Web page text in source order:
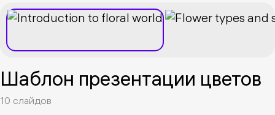
Шаблон презентации цветов
10 слайдов